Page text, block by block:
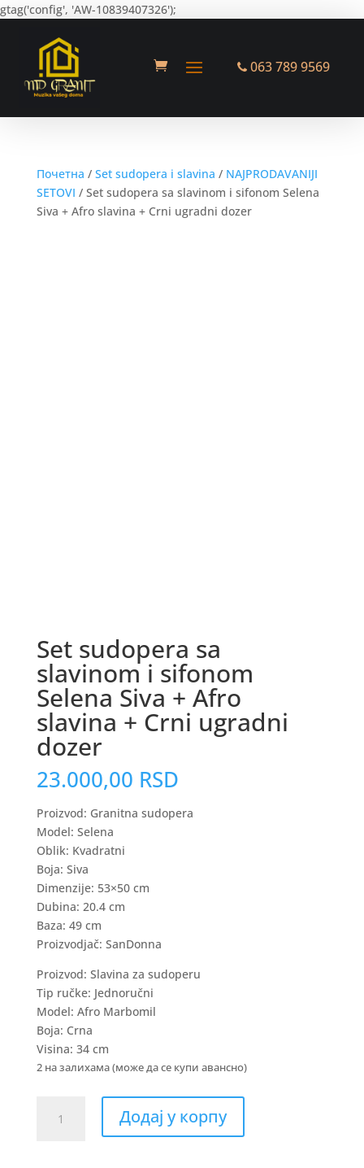
gtag('config', 'AW-10839407326');
063 789 9569
Почетна / Set sudopera i slavina / NAJPRODAVANIJI
SETOVI / Set sudopera sa slavinom i sifonom Selena
Siva + Afro slavina + Crni ugradni dozer
Set sudopera sa
slavinom i sifonom
Selena Siva + Afro
slavina + Crni ugradni
dozer
23.000,00 RSD
Proizvod: Granitna sudopera
Model: Selena
Oblik: Kvadratni
Boja: Siva
Dimenzije: 53×50 cm
Dubina: 20.4 cm
Baza: 49 cm
Proizvodjač: SanDonna
Proizvod: Slavina za sudoperu
Tip ručke: Jednoručni
Model: Afro Marbomil
Boja: Crna
Visina: 34 cm
2 на залихама (може да се купи авансно)
sudopera
Додај у корпу